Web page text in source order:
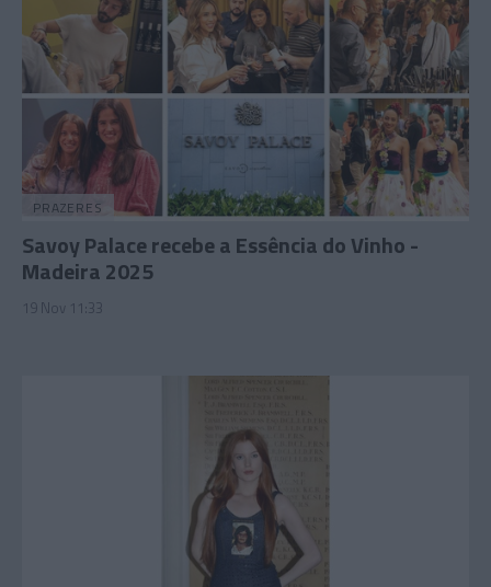
PRAZERES
Savoy Palace recebe a Essência do Vinho -
Madeira 2025
19 Nov 11:33